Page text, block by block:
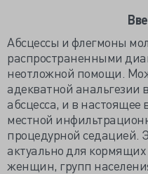
Абсцессы и флегмоны
распространенными
неотложной помощи.
адекватной анальгезии
абсцесса, и в настоящее
местной
процедурной седацией.
актуально для
женщин, групп